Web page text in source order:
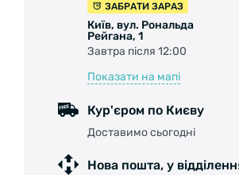
ЗАБРАТИ ЗАРАЗ
Київ, вул. Рональда
Рейгана, 1
Завтра після 12:00
Показати на мапі
Кур'єром по Києву
Доставимо сьогодні
Нова пошта, у